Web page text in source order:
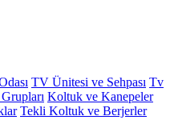
TV Ünitesi ve Sehpası Tv
Koltuk ve Kanepeler
Tekli Koltuk ve Berjerler